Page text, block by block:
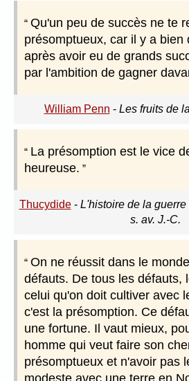
Qu'un peu de succès ne te
présomptueux, car il y a bien
après avoir eu de grands
par l'ambition de gagner
William Penn - Les fruits de
La présomption est le vice
heureuse.
Thucydide- L'histoire de la
s. av. J.-C.
On ne réussit dans le
défauts. De tous les défauts,
celui qu'on doit cultiver avec
c'est la présomption. Ce
une fortune. Il vaut mieux,
homme qui veut faire son
présomptueux et n'avoir pas